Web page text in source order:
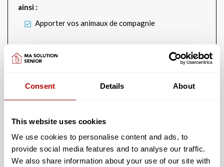
Consent Details About
This website uses cookies
We use cookies to personalise content and ads, to
provide social media features and to analyse our traffic.
We also share information about your use of our site with
ainsi :
Apporter vos animaux de compagnie
Salon de TV et de cinéma
Bibliothèque
Cette résidence vous offre un logement avec :
Avec un jardin extérieur accessible et sécurisé